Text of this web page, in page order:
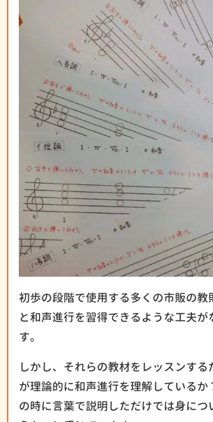
初歩の段階で使用する多くの市販の教
と和声進行を習得できるような工夫が
す。
しかし、それらの教材をレッスンする
が理論的に和声進行を理解しているか
の時に言葉で説明しただけでは身につ